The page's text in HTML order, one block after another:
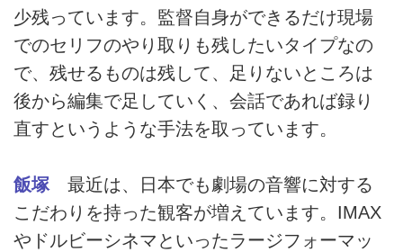
少残っています。監督自身ができるだけ現場
でのセリフのやり取りも残したいタイプなの
で、残せるものは残して、足りないところは
後から編集で足していく、会話であれば録り
直すというような手法を取っています。
飯塚最近は、日本でも劇場の音響に対する
こだわりを持った観客が増えています。IMAX
やドルビーシネマといったラージフォーマッ